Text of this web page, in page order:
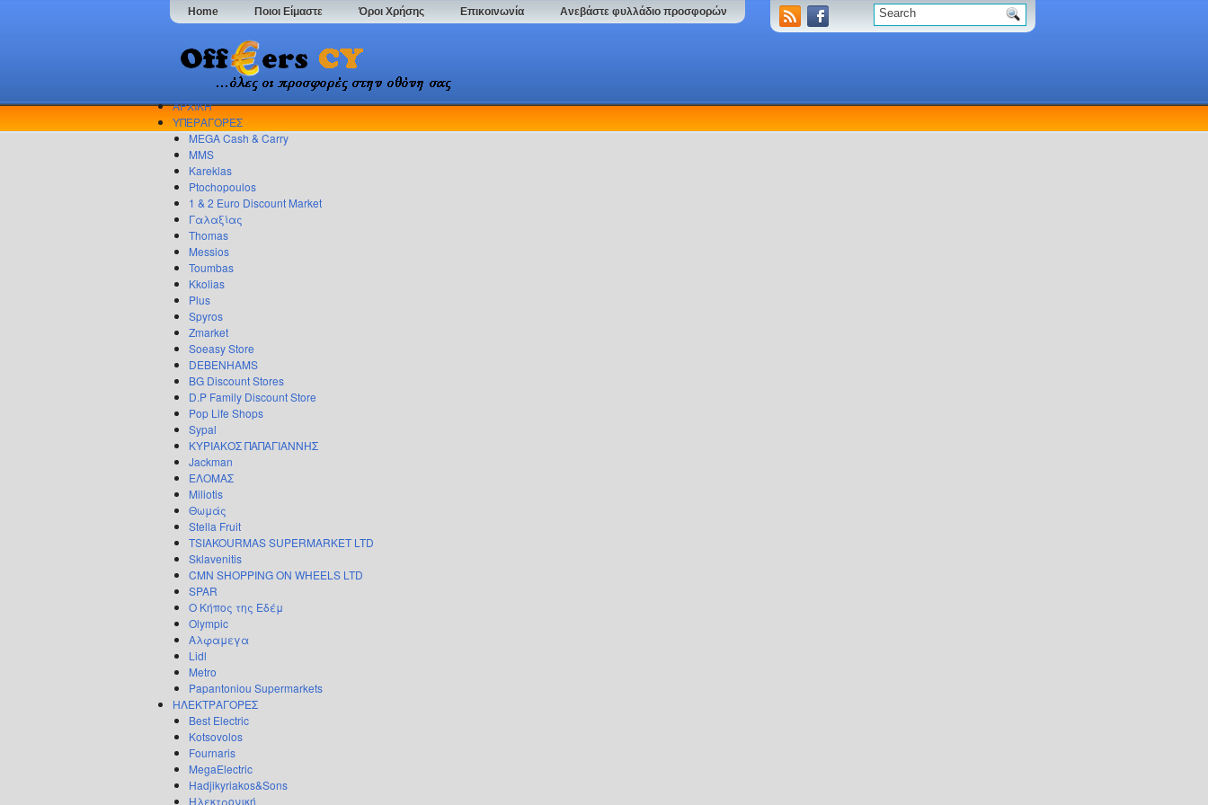
Home Ποιοι Είμαστε Όροι Χρήσης Επικοινωνία Ανεβάστε φυλλάδιο προσφορών
ΑΡΧΙΚΗ
ΥΠΕΡΑΓΟΡΕΣ
MEGA Cash & Carry
MMS
Kareklas
Ptochopoulos
1 & 2 Euro Discount Market
Γαλαξίας
Thomas
Messios
Toumbas
Kkolias
Plus
Spyros
Zmarket
Soeasy Store
DEBENHAMS
BG Discount Stores
D.P Family Discount Store
Pop Life Shops
Sypal
ΚΥΡΙΑΚΟΣ ΠΑΠΑΓΙΑΝΝΗΣ
Jackman
ΕΛΟΜΑΣ
Miliotis
Θωμάς
Stella Fruit
TSIAKOURMAS SUPERMARKET LTD
Sklavenitis
CMN SHOPPING ON WHEELS LTD
SPAR
Ο Κήπος της Εδέμ
Olympic
Αλφαμεγα
Lidl
Metro
Papantoniou Supermarkets
ΗΛΕΚΤΡΑΓΟΡΕΣ
Best Electric
Kotsovolos
Fournaris
MegaElectric
Hadjikyriakos&Sons
Ηλεκτρονική